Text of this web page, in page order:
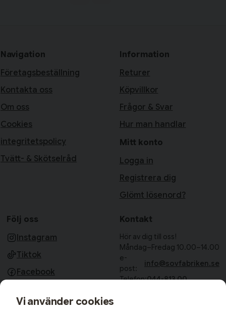
Navigation
Företagsbeställning
Kontakta oss
Om oss
Cookies
integritetspolicy
Tvätt- & Skötselråd
Information
Returer
Köpvillkor
Frågor & Svar
Hur man handlar
Mitt konto
Logga in
Registrera dig
Glömt lösenord?
Följ oss
Instagram
Tiktok
Facebook
Kontakt
Hör av dig till oss!
Måndag–Fredag 10.00–14.00
e-
post:
info@sovfabriken.se
Telefon:044-813 00
Vi använder cookies